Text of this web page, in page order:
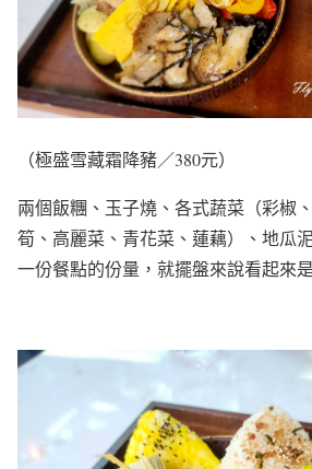
（極盛雪藏霜降豬／380元）
兩個飯糰、玉子燒、各式蔬菜（彩椒
筍、高麗菜、青花菜、蓮藕）、地瓜
一份餐點的份量，就擺盤來說看起來